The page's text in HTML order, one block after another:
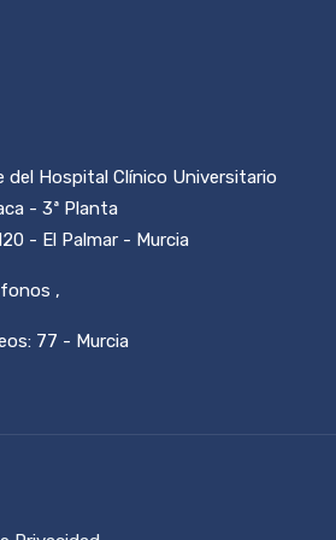
del Hospital Clínico Universitario
- 3ª Planta
- El Palmar - Murcia
,
77 - Murcia